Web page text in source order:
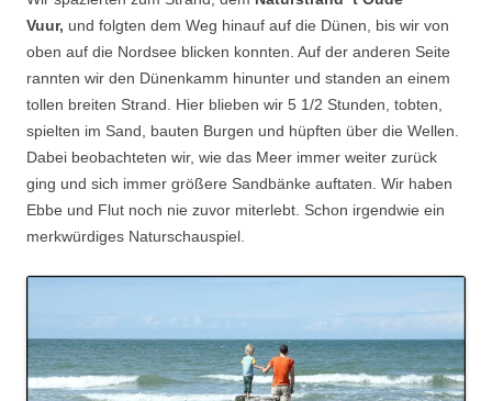
Vuur, und folgten dem Weg hinauf auf die Dünen, bis wir von
oben auf die Nordsee blicken konnten. Auf der anderen Seite
rannten wir den Dünenkamm hinunter und standen an einem
tollen breiten Strand. Hier blieben wir 5 1/2 Stunden, tobten,
spielten im Sand, bauten Burgen und hüpften über die Wellen.
Dabei beobachteten wir, wie das Meer immer weiter zurück
ging und sich immer größere Sandbänke auftaten. Wir haben
Ebbe und Flut noch nie zuvor miterlebt. Schon irgendwie ein
merkwürdiges Naturschauspiel.